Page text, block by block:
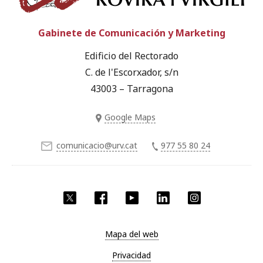
Twitter Facebook YouTube LinkedIn
Gabinete de Comunicación y Marketing
Edificio del Rectorado
C. de l'Escorxador, s/n
43003 – Tarragona
Google Maps
comunicacio@urv.cat 977 55 80 24
Mapa del web
Privacidad